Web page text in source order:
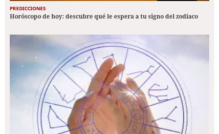
PREDICCIONES
Horóscopo de hoy: descubre qué le espera a tu signo del zodiaco